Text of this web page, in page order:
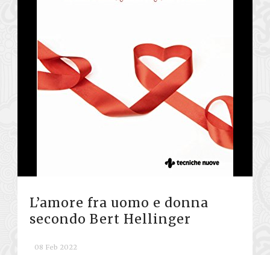
L’amore fra uomo e donna
secondo Bert Hellinger
08 Feb 2022